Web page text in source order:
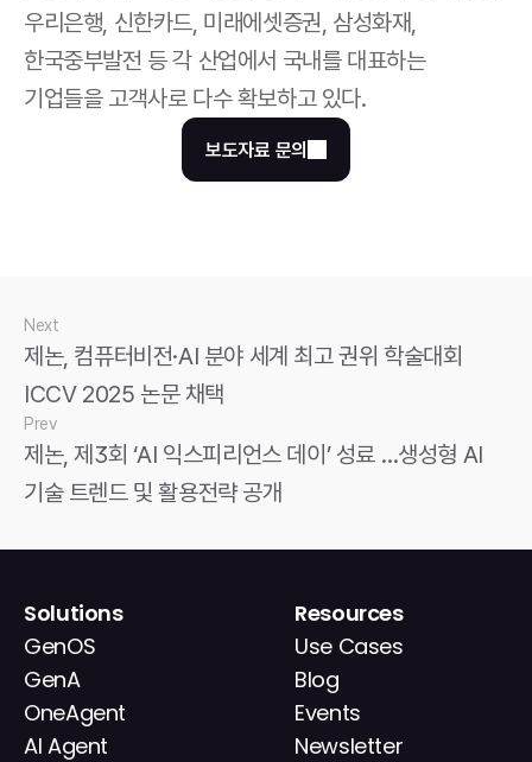
우리은행, 신한카드, 미래에셋증권, 삼성화재,
한국중부발전 등 각 산업에서 국내를 대표하는
기업들을 고객사로 다수 확보하고 있다.
보도자료 문의
Next
제논, 컴퓨터비전·AI 분야 세계 최고 권위 학술대회
ICCV 2025 논문 채택
Prev
제논, 제3회 ‘AI 익스피리언스 데이’ 성료 …생성형 AI
기술 트렌드 및 활용전략 공개
Solutions
GenOS
GenA
OneAgent
AI Agent
Resources
Use Cases
Blog
Events
Newsletter